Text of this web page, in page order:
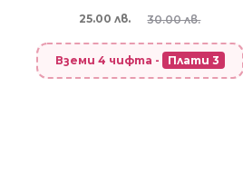
30.00 лв.
25.00 лв.
Вземи 4 чифта - Плати 3